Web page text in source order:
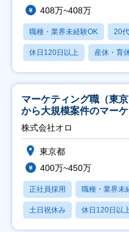
408万~408万
職種・業界未経験OK 20
休日120日以上 産休・育
マーケティング職（東
から大規模案件のマー
修充実】
株式会社オロ
東京都
400万~450万
正社員採用 職種・業界未
土日祝休み 休日120日以